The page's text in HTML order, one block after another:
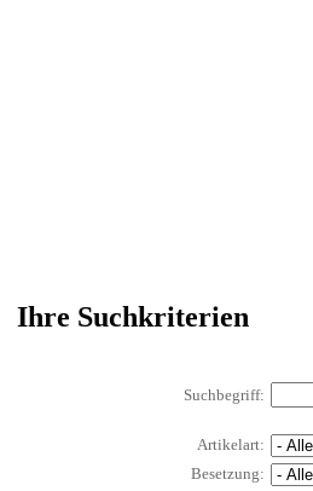
Ihre Suchkriterien
Suchbegriff:
Artikelart:
Besetzung: